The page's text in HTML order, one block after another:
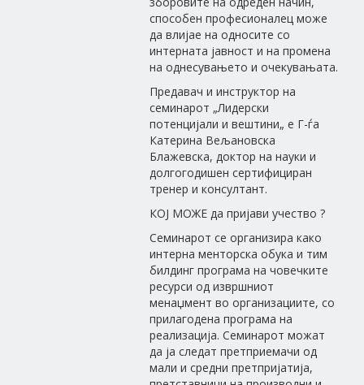
способен професионалец може
да влијае на односите со
интерната јавност и на промена
на однесувањето и очекувањата.
Предавач и инструктор на
семинарот „Лидерски
потенцијали и вештини„ е Г-ѓа
Катерина Вељановска
Блажевска, доктор на науки и
долгогодишен сертифициран
тренер и консултант.
КОЈ МОЖЕ да пријави учество ?
Семинарот се организира како
интерна менторска обука и тим
билдинг програма на човечките
ресурси од извршниот
менаџмент во организациите, со
прилагодена програма на
реализација. Семинарот можат
да ја следат претприемачи од
мали и средни претпријатија,